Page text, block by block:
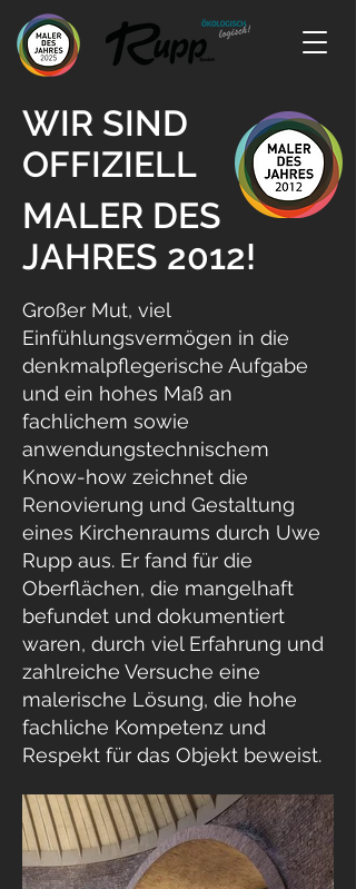
MALER DES
JAHRES 2012!
WIR SIND
OFFIZIELL
Großer Mut, viel
Einfühlungsvermögen in die
denkmalpflegerische Aufgabe
und ein hohes Maß an
fachlichem sowie
anwendungstechnischem
Know-how zeichnet die
Renovierung und Gestaltung
eines Kirchenraums durch Uwe
Rupp aus. Er fand für die
Oberflächen, die mangelhaft
befundet und dokumentiert
waren, durch viel Erfahrung und
zahlreiche Versuche eine
malerische Lösung, die hohe
fachliche Kompetenz und
Respekt für das Objekt beweist.